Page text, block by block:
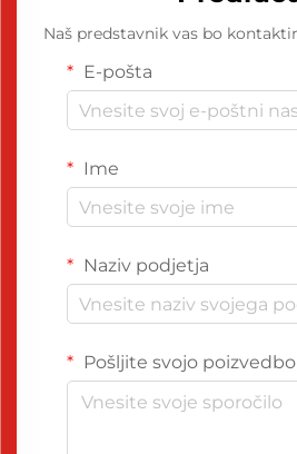
Naš predstavnik vas bo
E-pošta
Ime
Naziv podjetja
Pošljite svojo poizvedbo